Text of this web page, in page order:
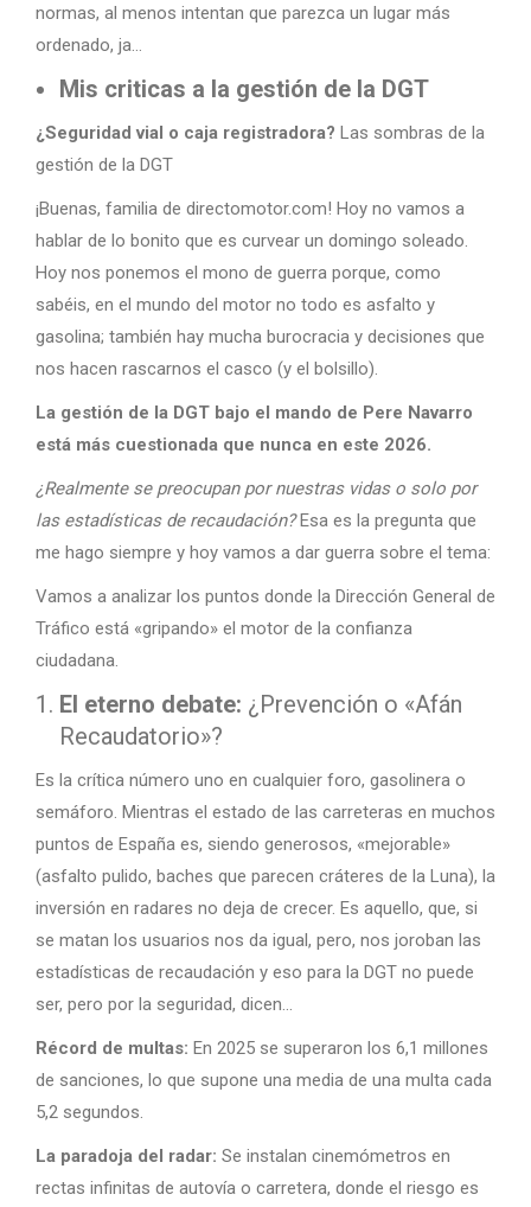
normas, al menos intentan que parezca un lugar más
ordenado, ja…
Mis criticas a la gestión de la DGT
¿Seguridad vial o caja registradora? Las sombras de la
gestión de la DGT
¡Buenas, familia de directomotor.com! Hoy no vamos a
hablar de lo bonito que es curvear un domingo soleado.
Hoy nos ponemos el mono de guerra porque, como
sabéis, en el mundo del motor no todo es asfalto y
gasolina; también hay mucha burocracia y decisiones que
nos hacen rascarnos el casco (y el bolsillo).
La gestión de la DGT bajo el mando de Pere Navarro
está más cuestionada que nunca en este 2026.
¿Realmente se preocupan por nuestras vidas o solo por
las estadísticas de recaudación?Esa es la pregunta que
me hago siempre y hoy vamos a dar guerra sobre el tema:
Vamos a analizar los puntos donde la Dirección General de
Tráfico está «gripando» el motor de la confianza
ciudadana.
El eterno debate: ¿Prevención o «Afán
Recaudatorio»?
Es la crítica número uno en cualquier foro, gasolinera o
semáforo. Mientras el estado de las carreteras en muchos
puntos de España es, siendo generosos, «mejorable»
(asfalto pulido, baches que parecen cráteres de la Luna), la
inversión en radares no deja de crecer. Es aquello, que, si
se matan los usuarios nos da igual, pero, nos joroban las
estadísticas de recaudación y eso para la DGT no puede
ser, pero por la seguridad, dicen…
Récord de multas: En 2025 se superaron los 6,1 millones
de sanciones, lo que supone una media de una multa cada
5,2 segundos.
La paradoja del radar: Se instalan cinemómetros en
rectas infinitas de autovía o carretera, donde el riesgo es